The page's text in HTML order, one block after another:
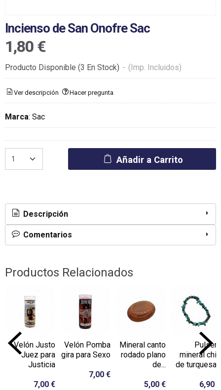
Incienso de San Onofre Sac
1,80 €
Producto Disponible (3 En Stock) - (Imp. Incluidos)
Ver descripción Hacer pregunta
Marca: Sac
Añadir a Carrito
Descripción
Comentarios
Productos Relacionados
Velón Justo
Juez para
Justicia
7,00 €
Velón Pomba
gira para Sexo
7,00 €
Mineral canto
rodado plano
de...
5,00 €
Pulsera
mineral chip
de turquesa...
6,90 €